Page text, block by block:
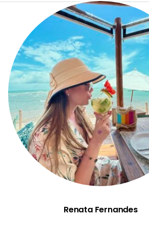
Renata Fernandes
Renata Fernandes